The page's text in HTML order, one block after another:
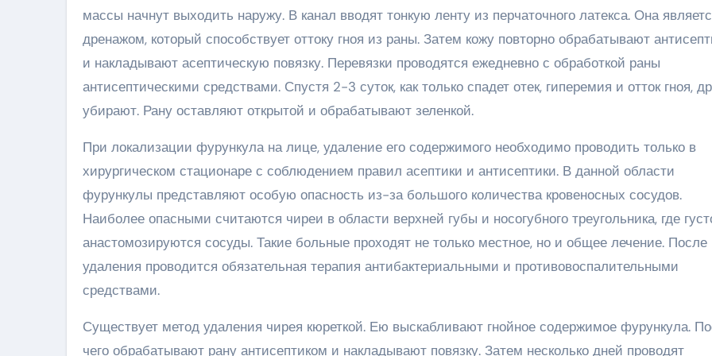
массы начнут выходить наружу. В канал вводят тонкую ленту из перчаточного латекса. Она
дренажом, который способствует оттоку гноя из раны. Затем кожу повторно обрабатывают
и накладывают асептическую повязку. Перевязки проводятся ежедневно с обработкой раны
антисептическими средствами. Спустя 2-3 суток, как только спадет отек, гиперемия и отток гноя,
убирают. Рану оставляют открытой и обрабатывают зеленкой.
При локализации фурункула на лице, удаление его содержимого необходимо проводить только в
хирургическом стационаре с соблюдением правил асептики и антисептики. В данной области
фурункулы представляют особую опасность из-за большого количества кровеносных сосудов.
Наиболее опасными считаются чиреи в области верхней губы и носогубного треугольника, где
анастомозируются сосуды. Такие больные проходят не только местное, но и общее лечение. После
удаления проводится обязательная терапия антибактериальными и противовоспалительными
средствами.
Существует метод удаления чирея кюреткой. Ею выскабливают гнойное содержимое фурункула.
чего обрабатывают рану антисептиком и накладывают повязку. Затем несколько дней проводят